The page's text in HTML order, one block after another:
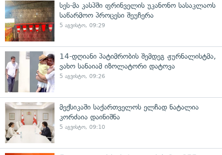
სეს-მა კასპში ფრინველის უკანონო სასაკლაოს
საწარმოო პროცესი შეუჩერა
5 აგვისტო, 09:29
14-დღიანი პატიმრობის შემდეგ ჟურნალისტმა,
ვახო სანაიამ იზოლატორი დატოვა
5 აგვისტო, 09:26
მექსიკაში საქართველოს ელჩად ნატალია
კორძაია დაინიშნა
5 აგვისტო, 09:10